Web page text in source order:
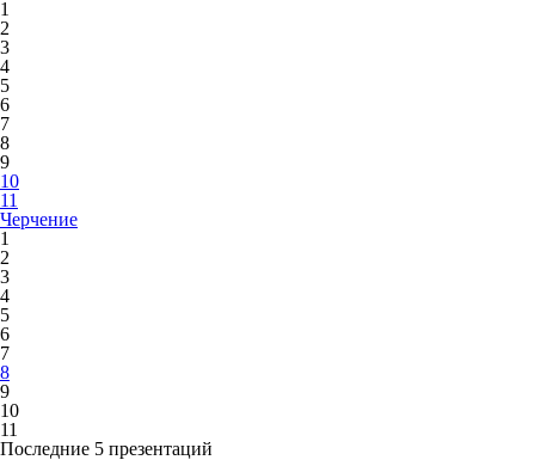
1
2
3
4
5
6
7
8
9
10
11
Черчение
1
2
3
4
5
6
7
8
9
10
11
Последние 5 презентаций